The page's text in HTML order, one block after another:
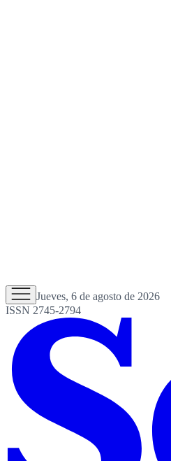
Jueves, 6 de agosto de 2026
ISSN 2745-2794